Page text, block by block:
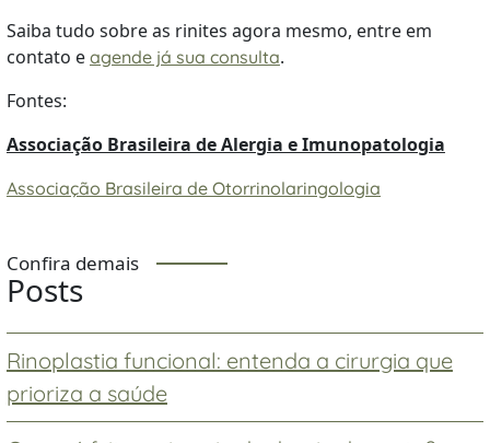
Saiba tudo sobre as rinites agora mesmo, entre em
contato e agende já sua consulta.
Fontes:
Associação Brasileira de Alergia e Imunopatologia
Associação Brasileira de Otorrinolaringologia
Confira demais
Posts
Rinoplastia funcional: entenda a cirurgia que
prioriza a saúde